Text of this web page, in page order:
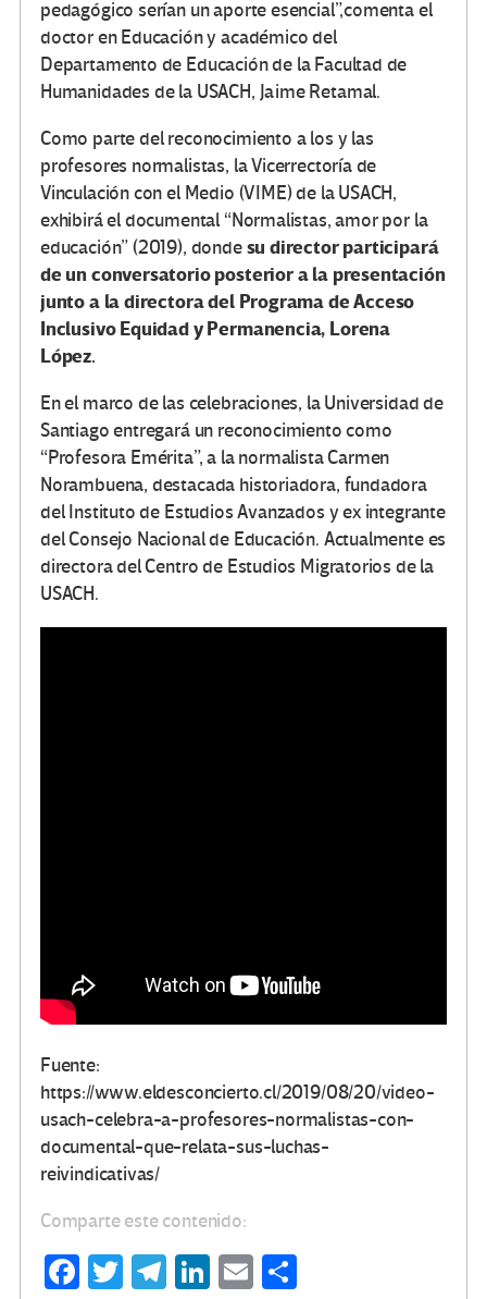
pedagógico serían un aporte esencial”,comenta el
doctor en Educación y académico del
Departamento de Educación de la Facultad de
Humanidades de la USACH, Jaime Retamal.
Como parte del reconocimiento a los y las
profesores normalistas, la Vicerrectoría de
Vinculación con el Medio (VIME) de la USACH,
exhibirá el documental “Normalistas, amor por la
educación” (2019), dondesu director participará
de un conversatorio posterior a la presentación
junto a la directora del Programa de Acceso
Inclusivo Equidad y Permanencia, Lorena
López.
En el marco de las celebraciones, la Universidad de
Santiago entregará un reconocimiento como
“Profesora Emérita”, a la normalista Carmen
Norambuena, destacada historiadora, fundadora
del Instituto de Estudios Avanzados y ex integrante
del Consejo Nacional de Educación. Actualmente es
directora del Centro de Estudios Migratorios de la
USACH.
Fuente:
https://www.eldesconcierto.cl/2019/08/20/video-
usach-celebra-a-profesores-normalistas-con-
documental-que-relata-sus-luchas-
reivindicativas/
Comparte este contenido:
Fa T
Te Li
E